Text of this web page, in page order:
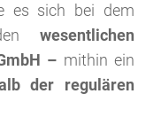
es sich bei dem
wesentlichen
– mithin ein
der regulären